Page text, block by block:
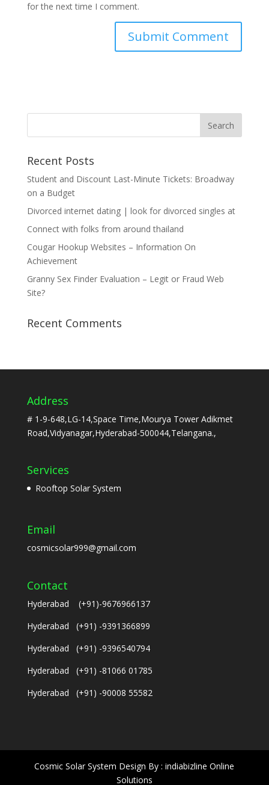
for the next time I comment.
Recent Posts
Student and Discount Last-Minute Tickets: Broadway
on a Budget
Divorced internet dating | look for divorced singles at
Connect with folks from around thailand
Cougar Hookup Websites – Information On
Achievement
Granny Sex Finder Evaluation – Legit or Fraud Web
Site?
Recent Comments
Address
# 1-9-648,LG-14,Space Time,Mourya Tower Adikmet
Road,Vidyanagar,Hyderabad-500044,Telangana.,
Services
Rooftop Solar System
Email
cosmicsolar999@gmail.com
Contact
Hyderabad (+91)-9676966137
Hyderabad (+91) -9391366899
Hyderabad (+91) -9396540794
Hyderabad (+91) -81066 01785
Hyderabad (+91) -90008 55582
Cosmic Solar System Design By : indiabizline Online
Solutions